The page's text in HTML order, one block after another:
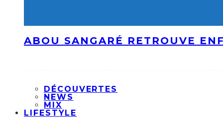
ABOU SANGARÉ RETROUVE
DÉCOUVERTES
NEWS
MIX
LIFESTYLE